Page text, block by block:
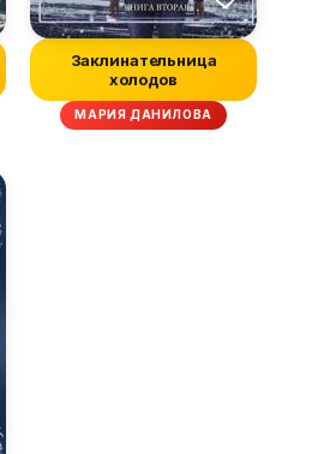
Заклинательница
холодов
МАРИЯ ДАНИЛОВА